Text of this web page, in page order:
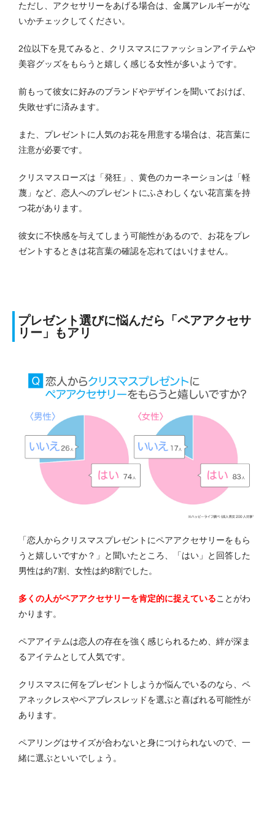
ただし、アクセサリーをあげる場合は、金属アレルギーがな
いかチェックしてください。
2位以下を見てみると、クリスマスにファッションアイテムや
美容グッズをもらうと嬉しく感じる女性が多いようです。
前もって彼女に好みのブランドやデザインを聞いておけば、
失敗せずに済みます。
また、プレゼントに人気のお花を用意する場合は、花言葉に
注意が必要です。
クリスマスローズは「発狂」、黄色のカーネーションは「軽
蔑」など、恋人へのプレゼントにふさわしくない花言葉を持
つ花があります。
彼女に不快感を与えてしまう可能性があるので、お花をプレ
ゼントするときは花言葉の確認を忘れてはいけません。
プレゼント選びに悩んだら「ペアアクセサ
リー」もアリ
「恋人からクリスマスプレゼントにペアアクセサリーをもら
うと嬉しいですか？」と聞いたところ、「はい」と回答した
男性は約7割、女性は約8割でした。
多くの人がペアアクセサリーを肯定的に捉えていることがわ
かります。
ペアアイテムは恋人の存在を強く感じられるため、絆が深ま
るアイテムとして人気です。
クリスマスに何をプレゼントしようか悩んでいるのなら、ペ
アネックレスやペアブレスレッドを選ぶと喜ばれる可能性が
あります。
ペアリングはサイズが合わないと身につけられないので、一
緒に選ぶといいでしょう。